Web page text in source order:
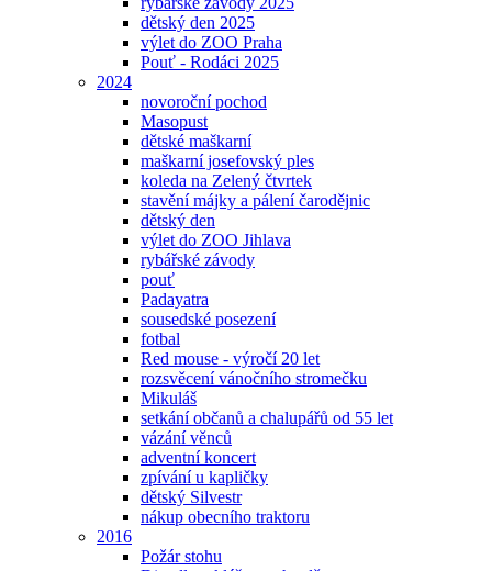
dětský den 2025
výlet do ZOO Praha
Pouť - Rodáci 2025
2024
novoroční pochod
Masopust
dětské maškarní
maškarní josefovský ples
koleda na Zelený čtvrtek
stavění májky a pálení čarodějnic
dětský den
výlet do ZOO Jihlava
rybářské závody
pouť
Padayatra
sousedské posezení
fotbal
Red mouse - výročí 20 let
rozsvěcení vánočního stromečku
Mikuláš
setkání občanů a chalupářů od 55 let
vázání věnců
adventní koncert
zpívání u kapličky
dětský Silvestr
nákup obecního traktoru
2016
Požár stohu